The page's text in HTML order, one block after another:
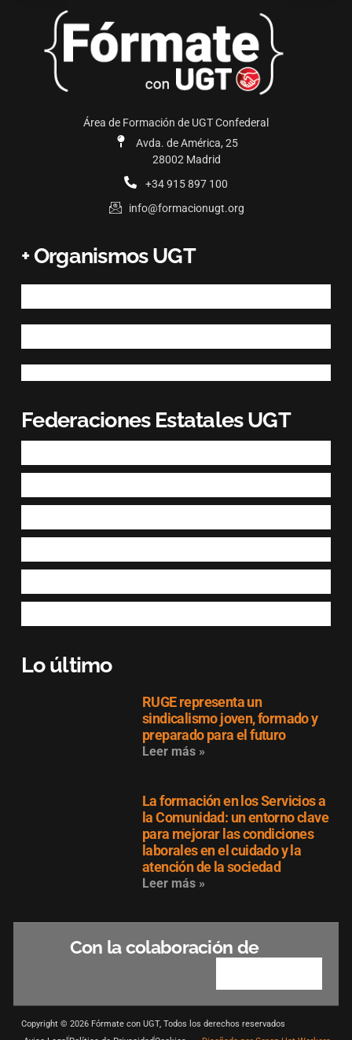
Área de Formación de UGT Confederal
Avda. de América, 25
28002 Madrid
+34 915 897 100
info@formacionugt.org
+ Organismos UGT
Federaciones Estatales UGT
Lo último
RUGE representa un
sindicalismo joven, formado y
preparado para el futuro
Leer más »
La formación en los Servicios a
la Comunidad: un entorno clave
para mejorar las condiciones
laborales en el cuidado y la
atención de la sociedad
Leer más »
Con la colaboración de
Copyright © 2026 Fórmate con UGT, Todos los derechos reservados